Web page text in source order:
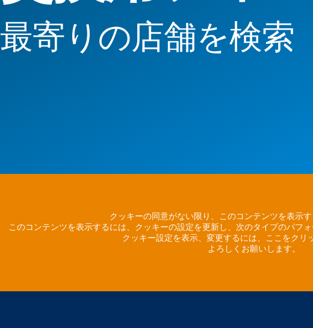
最寄りの店舗を検索
クッキーの同意がない限り、このコンテンツを表示
このコンテンツを表示するには、クッキーの設定を更新し、次のタイプのパフ
クッキー設定を表示、変更するには、ここをクリ
よろしくお願いします。